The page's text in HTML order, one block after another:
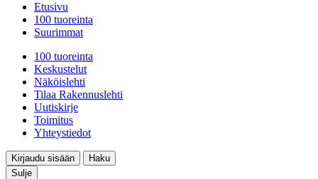
Etusivu
100 tuoreinta
Suurimmat
100 tuoreinta
Keskustelut
Näköislehti
Tilaa Rakennuslehti
Uutiskirje
Toimitus
Yhteystiedot
Kirjaudu sisään
Haku
Sulje